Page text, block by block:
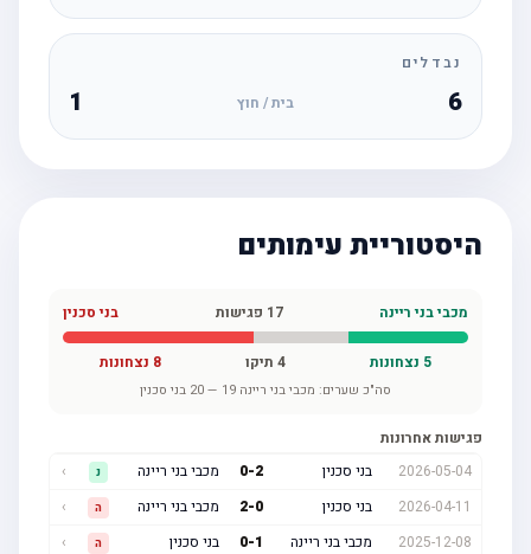
נבדלים
בית / חוץ
היסטוריית עימותים
מכבי בני ריינה 17פגישות בני סכנין
נצחונות תיקו נצחונות
סה"כ שערים:מכבי בני ריינה 19
—
20 בני סכנין
פגישות אחרונות
2026-05-04
בני סכנין 0 מכבי בני ריינה
2026-04-11
בני סכנין 2 מכבי בני ריינה
2025-12-08
מכבי בני ריינה 0 בני סכנין